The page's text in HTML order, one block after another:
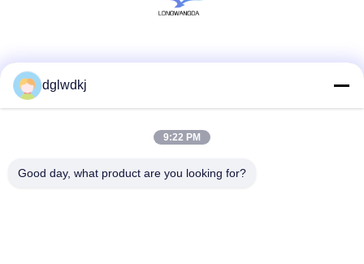
Contato rápido
Telefone
dglwdkj
9:22 PM
Good day, what product are you looking for?